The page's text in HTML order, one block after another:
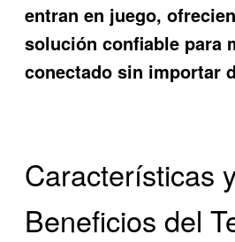
entran en juego,
solución confiable para
conectado sin importar
Características
Beneficios del